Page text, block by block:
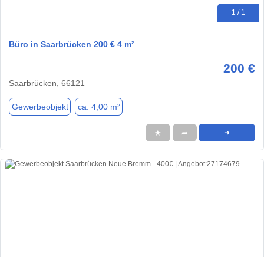
1 / 1
Büro in Saarbrücken 200 € 4 m²
200 €
Saarbrücken, 66121
Gewerbeobjekt ca. 4,00 m²
★ ➦ ➜